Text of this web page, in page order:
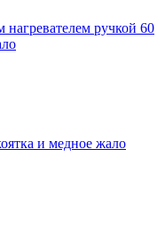
ручкой 60
и медное жало